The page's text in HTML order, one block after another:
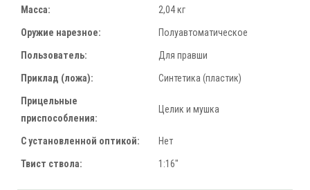
Масса: 2,04 кг
Оружие нарезное: Полуавтоматическое
Пользователь: Для правши
Приклад (ложа): Синтетика (пластик)
Прицельные
приспособления:
Целик и мушка
С установленной оптикой: Нет
Твист ствола: 1:16"